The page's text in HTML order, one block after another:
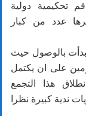
تحكيمية دولية
عدد من كبار
بدأت بالوصول حيث
على ان يكتمل
هذا التجمع
ندية كبيرة نظرا